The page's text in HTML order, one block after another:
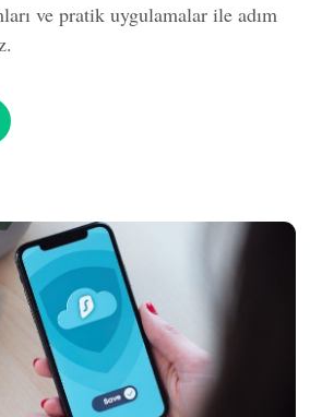
ve pratik uygulamalar ile adım